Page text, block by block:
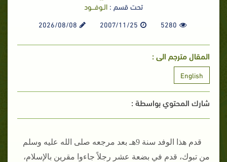
تحت قسم : الـوفـــود
5280
2007/11/25
2026/08/08
المقال مترجم الى :
English
شارك المحتوي بواسطة :
قدم هذا الوفد سنة 9هـ بعد مرجعه صلى الله عليه وسلم
من تبوك، قدم في بضعة عشر رجلاً جاءوا مقرين بالإسلام،